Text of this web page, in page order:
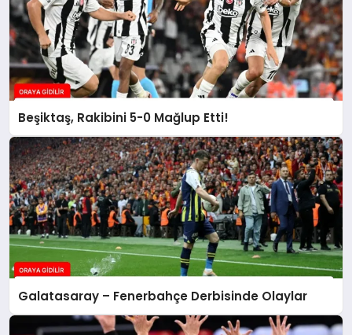
Beşiktaş, Rakibini 5-0 Mağlup Etti!
Galatasaray – Fenerbahçe Derbisinde Olaylar